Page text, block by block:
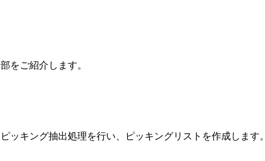
をご紹介します。
ッキング抽出処理を行い、ピッキングリストを作成します。